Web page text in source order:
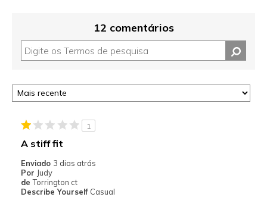
12 comentários
1
A stiff fit
Enviado 3 dias atrás
Por Judy
de Torrington ct
Describe Yourself Casual